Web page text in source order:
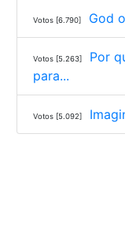
Votos [6.790] God
Votos [5.263]
Por
para...
Votos [5.092]